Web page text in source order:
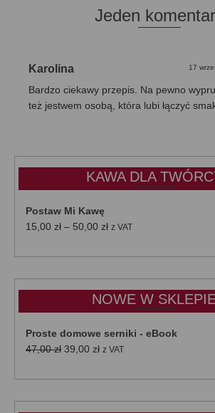
Jeden
Karolina 17
Bardzo ciekawy przepis. Na pewno
też jestwem osobą, która lubi łączyć
KAWA DLA
Postaw Mi Kawę
15,00 zł – 50,00 złZakres
od
do
50,00 zł
z VAT
NOWE W
Proste domowe serniki - eBook
47,00zł Pierwotna
wynosiła:
39,00 złAktualna
wynosi:
z VAT